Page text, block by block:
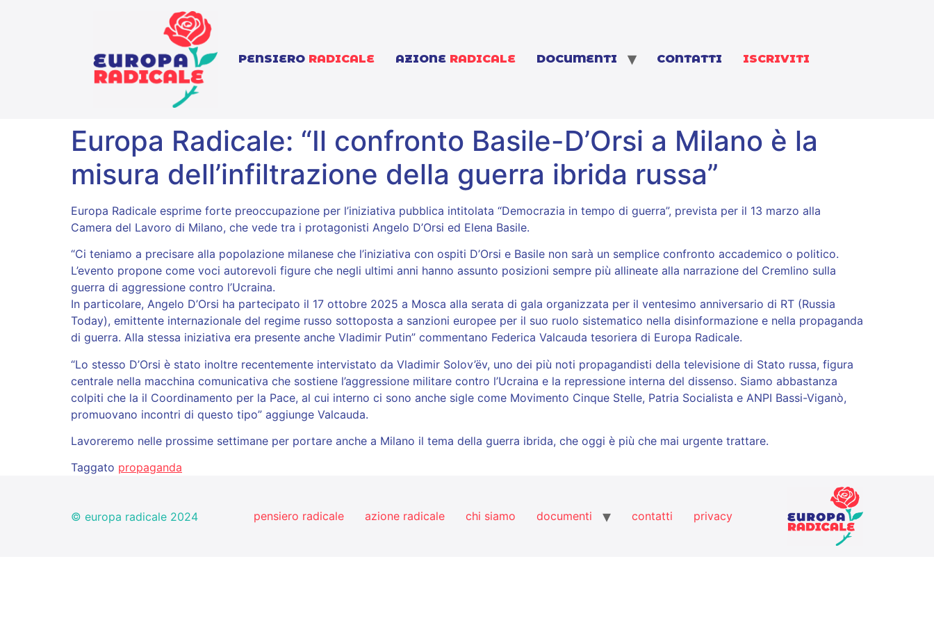
PENSIERO RADICALE AZIONE RADICALE DOCUMENTI CONTATTI ISCRIVITI
Europa Radicale: “Il confronto Basile-D’Orsi a Milano è la
misura dell’infiltrazione della guerra ibrida russa”
Europa Radicale esprime forte preoccupazione per l’iniziativa pubblica intitolata “Democrazia in tempo di guerra”, prevista per il 13 marzo alla
Camera del Lavoro di Milano, che vede tra i protagonisti Angelo D’Orsi ed Elena Basile.
“Ci teniamo a precisare alla popolazione milanese che l’iniziativa con ospiti D’Orsi e Basile non sarà un semplice confronto accademico o politico.
L’evento propone come voci autorevoli figure che negli ultimi anni hanno assunto posizioni sempre più allineate alla narrazione del Cremlino sulla
guerra di aggressione contro l’Ucraina.
In particolare, Angelo D’Orsi ha partecipato il 17 ottobre 2025 a Mosca alla serata di gala organizzata per il ventesimo anniversario di RT (Russia
Today), emittente internazionale del regime russo sottoposta a sanzioni europee per il suo ruolo sistematico nella disinformazione e nella propaganda
di guerra. Alla stessa iniziativa era presente anche Vladimir Putin” commentano Federica Valcauda tesoriera di Europa Radicale.
“Lo stesso D’Orsi è stato inoltre recentemente intervistato da Vladimir Solov’ëv, uno dei più noti propagandisti della televisione di Stato russa, figura
centrale nella macchina comunicativa che sostiene l’aggressione militare contro l’Ucraina e la repressione interna del dissenso. Siamo abbastanza
colpiti che la il Coordinamento per la Pace, al cui interno ci sono anche sigle come Movimento Cinque Stelle, Patria Socialista e ANPI Bassi-Viganò,
promuovano incontri di questo tipo” aggiunge Valcauda.
Lavoreremo nelle prossime settimane per portare anche a Milano il tema della guerra ibrida, che oggi è più che mai urgente trattare.
Taggato propaganda
pensiero radicale azione radicale chi siamo documenti contatti privacy
© europa radicale 2024